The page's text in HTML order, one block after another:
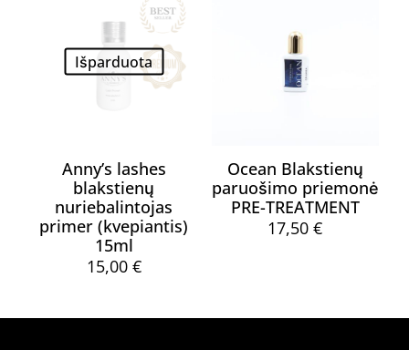
Išparduota
Anny’s lashes
blakstienų
nuriebalintojas
primer (kvepiantis)
15ml
15,00 €
Ocean Blakstienų
paruošimo priemonė
PRE-TREATMENT
17,50€